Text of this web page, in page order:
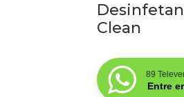
Clean
89
Entre